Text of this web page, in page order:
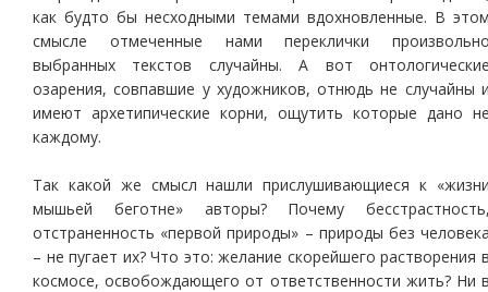
как будто бы несходными темами вдохновленные. В
смысле отмеченные нами переклички
выбранных текстов случайны. А вот
озарения, совпавшие у художников, отнюдь не случайны
имеют архетипические корни, ощутить которые дано
каждому.
Так какой же смысл нашли прислушивающиеся к
мышьей беготне» авторы? Почему
отстраненность «первой природы» – природы без
– не пугает их? Что это: желание скорейшего растворения
космосе, освобождающего от ответственности жить? Ни